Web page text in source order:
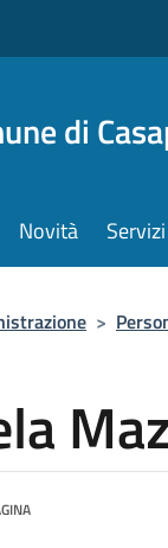
di
Novità Servizi
>